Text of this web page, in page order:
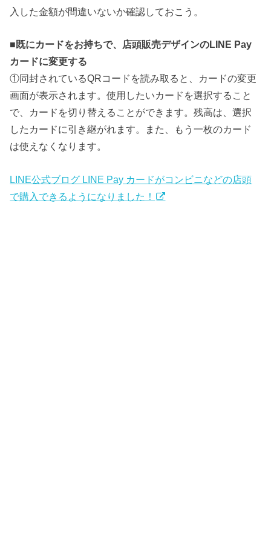
入した金額が間違いないか確認しておこう。
■ 既にカードをお持ちで、店頭販売デザインのLINE Pay
カードに変更する
①同封されているQRコードを読み取ると、カードの変更
画面が表示されます。使用したいカードを選択すること
で、カードを切り替えることができます。残高は、選択
したカードに引き継がれます。また、もう一枚のカード
は使えなくなります。
LINE公式ブログ LINE Pay カードがコンビニなどの店頭
で購入できるようになりました！